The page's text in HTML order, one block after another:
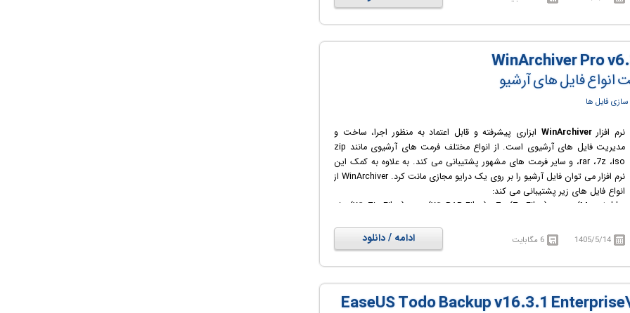
انواع فایل های آرشیو
فایل ها
نرم افزارWinArchiver ابزاری پیشرفته و قابل اعتماد به منظور اجرا، ساخت و
مدیریت فایل های آرشیوی است. از انواع مختلف فرمت های آرشیوی مانند zip
،rar ،7z ،iso و سایر فرمت های مشهور پشتیبانی می کند. به علاوه به کمک این
نرم افزار می توان فایل آرشیو را بر روی یک درایو مجازی مانت کرد. WinArchiver از
انواع فایل های زیر پشتیبانی می کند:
.zip (WinZip Files), .rar (WinRAR Files), .7z (7z Files), .mzp (Mountable
.bzip2, .gz, .gzip, .tar, .taz, .tbz, .tbz2, .tgz, .tpz, .cab, .cpio, .deb, .lha,
.lzh, .rpm, .split, .swm, .wim (Windows Imaging File), .z, .daa (PowerISO
File), .bin, .cue, .mdf, .mds, .ashdisc, .bwi, .b5i, .lcd, .img, .cdi, .cif,
.p01, .pdi, .nrg (Nero Disc Image), .ncd, .pxi, .gi, .fcd, .vcd, .c2d, .dmg
(Apple Disc Image), .bif, .ima, .flp, .uif (MagicISO File).
1405/5/14 6 مگابایت ادامه / دانلود